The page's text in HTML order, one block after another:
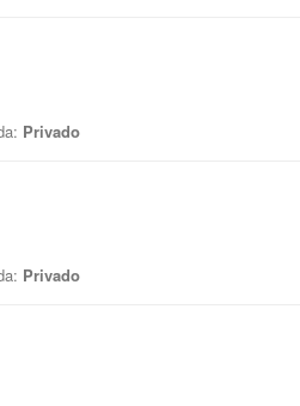
Privado
Privado